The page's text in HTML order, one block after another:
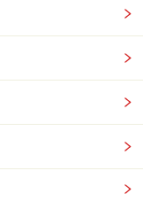
ことにため息をつ
ことはハチドリの
ずくがないと始ま
いきたい」